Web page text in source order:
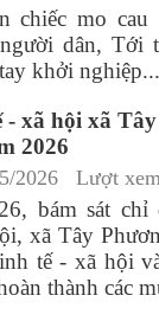
chiếc mo
dân, Tới
khởi nghiệp...
- xã hội xã
2026
2026 Lượt
bám sát chỉ
xã Tây
tế - xã hội
thành các